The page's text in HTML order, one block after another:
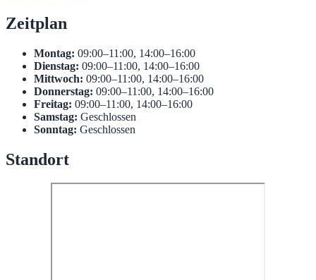
Zeitplan
Montag: 09:00–11:00, 14:00–16:00
Dienstag: 09:00–11:00, 14:00–16:00
Mittwoch: 09:00–11:00, 14:00–16:00
Donnerstag: 09:00–11:00, 14:00–16:00
Freitag: 09:00–11:00, 14:00–16:00
Samstag: Geschlossen
Sonntag: Geschlossen
Standort